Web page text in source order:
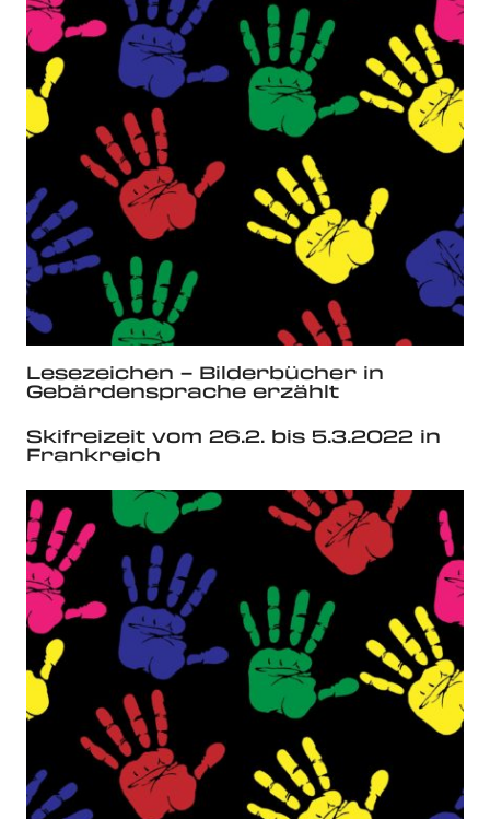
Lesezeichen – Bilderbücher in
Gebärdensprache erzählt
Skifreizeit vom 26.2. bis 5.3.2022 in
Frankreich